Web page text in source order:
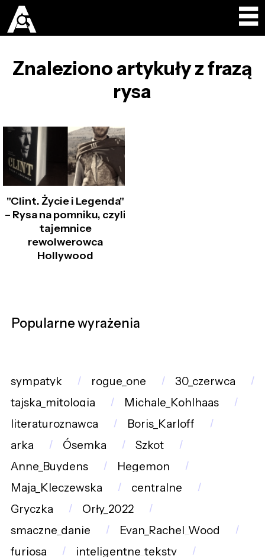
Znaleziono artykuły z frazą
rysa
"Clint. Życie i Legenda"
– Rysa na pomniku, czyli
tajemnice
rewolwerowca
Hollywood
Popularne wyrażenia
sympatyk rogue_one
30_czerwca
tajska_mitologia
Michale_Kohlhaas
literaturoznawca
Boris_Karloff
arka
Ósemka
Szkot
Anne_Buydens
Hegemon
Maja_Kleczewska
centralne
Gryczka
Orły_2022
smaczne_danie
Evan_Rachel_Wood
furiosa
inteligentne_teksty